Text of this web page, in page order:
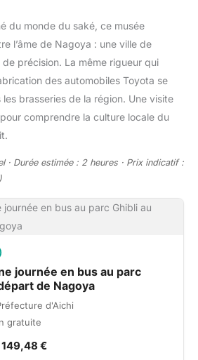
du monde du saké, ce musée
l’âme de Nagoya : une ville de
précision. La même rigueur qui
des automobiles Toyota se
brasseries de la région. Une visite
comprendre la culture locale du
· Durée estimée : 2 heures · Prix indicatif :
journée en bus au parc
de Nagoya
d'Aichi
gratuite
€